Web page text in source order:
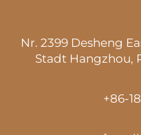
Nr. 2399 Desheng
Stadt Hangzhou,
+86-